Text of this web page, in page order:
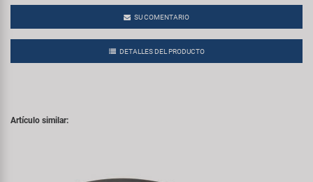
SU COMENTARIO
DETALLES DEL PRODUCTO
Artículo similar: